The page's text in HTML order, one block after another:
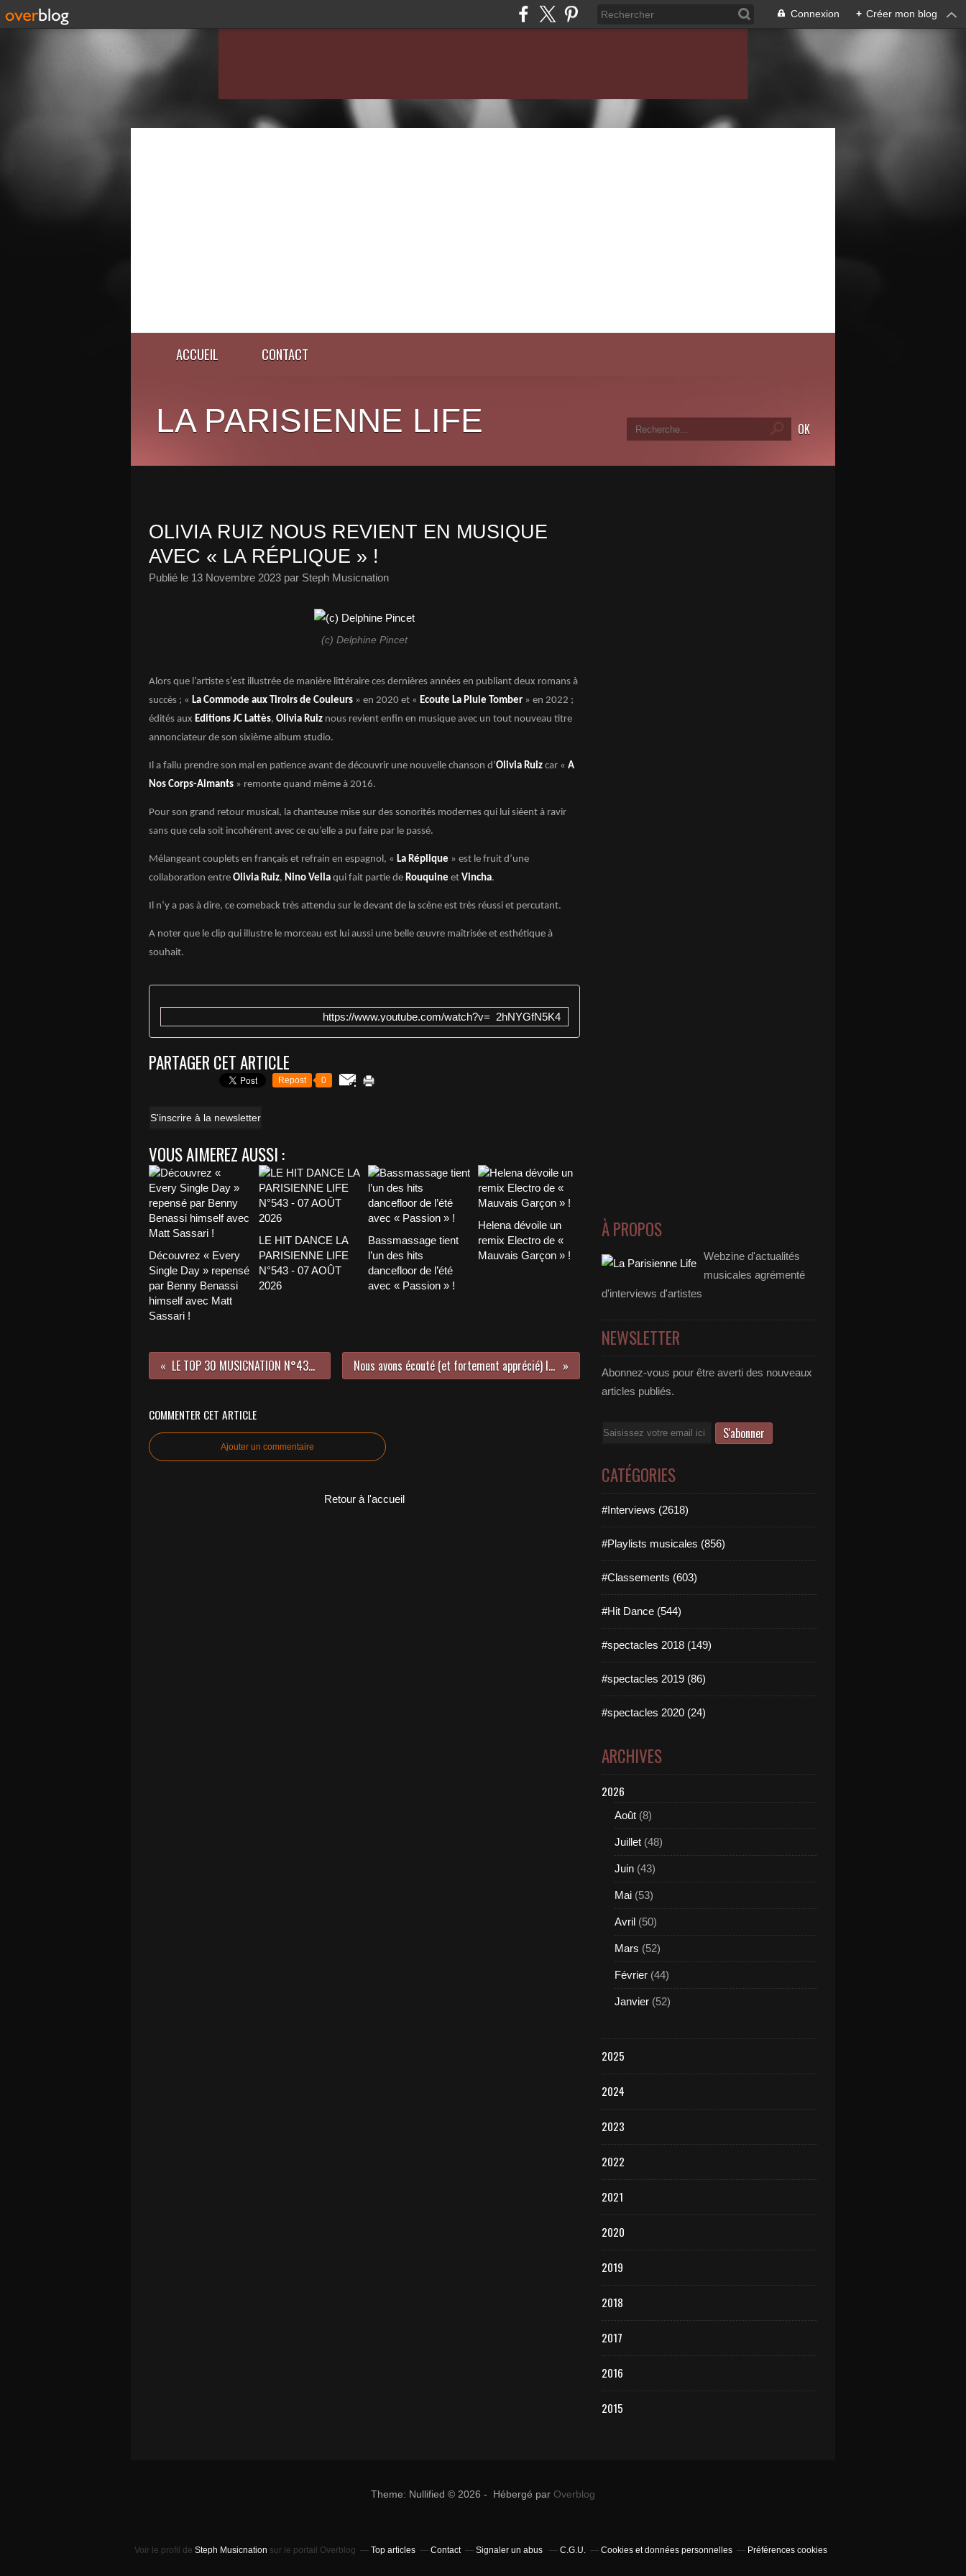
Connexion + Créer mon blog
ACCUEIL CONTACT
LA PARISIENNE LIFE
OLIVIA RUIZ NOUS REVIENT EN MUSIQUE
AVEC « LA RÉPLIQUE » !
Publié le 13 Novembre 2023 par Steph Musicnation
(c) Delphine Pincet
Alors que l’artiste s’est illustrée de manière littéraire ces dernières années en publiant deux romans à
succès ; « La Commode aux Tiroirs de Couleurs » en 2020 et « Ecoute La Pluie Tomber » en 2022 ;
édités aux Editions JC Lattès, Olivia Ruiz nous revient enfin en musique avec un tout nouveau titre
annonciateur de son sixième album studio.
Il a fallu prendre son mal en patience avant de découvrir une nouvelle chanson d’Olivia Ruiz car « A
Nos Corps-Aimants » remonte quand même à 2016.
Pour son grand retour musical, la chanteuse mise sur des sonorités modernes qui lui siéent à ravir
sans que cela soit incohérent avec ce qu’elle a pu faire par le passé.
Mélangeant couplets en français et refrain en espagnol, « La Réplique » est le fruit d’une
collaboration entre Olivia Ruiz, Nino Vella qui fait partie de Rouquine et Vincha.
Il n’y a pas à dire, ce comeback très attendu sur le devant de la scène est très réussi et percutant.
A noter que le clip qui illustre le morceau est lui aussi une belle œuvre maîtrisée et esthétique à
souhait.
https://www.youtube.com/watch?v=_2hNYGfN5K4
PARTAGER CET ARTICLE
Repost 0
S'inscrire à la newsletter
VOUS AIMEREZ AUSSI :
Découvrez « Every
Single Day » repensé
par Benny Benassi
himself avec Matt
Sassari !
LE HIT DANCE LA
PARISIENNE LIFE
N°543 - 07 AOÛT
2026
Bassmassage tient
l’un des hits
dancefloor de l’été
avec « Passion » !
Helena dévoile un
remix Electro de «
Mauvais Garçon » !
LE TOP 30 MUSICNATION N°439 - 12 NOVEMBRE 2023 Nous avons écouté (et fortement apprécié) le nouvel album de De Palmas !
COMMENTER CET ARTICLE
Ajouter un commentaire
Retour à l'accueil
À PROPOS
Webzine d'actualités
musicales agrémenté
d'interviews d'artistes
NEWSLETTER
Abonnez-vous pour être averti des nouveaux
articles publiés.
Email
CATÉGORIES
#Interviews (2618)
#Playlists musicales (856)
#Classements (603)
#Hit Dance (544)
#spectacles 2018 (149)
#spectacles 2019 (86)
#spectacles 2020 (24)
ARCHIVES
2026
Août (8)
Juillet (48)
Juin (43)
Mai (53)
Avril (50)
Mars (52)
Février (44)
Janvier (52)
2025
2024
2023
2022
2021
2020
2019
2018
2017
2016
2015
Theme: Nullified © 2026 - Hébergé par Overblog
Voir le profil de Steph Musicnation sur le portail Overblog Top articles Contact Signaler un abus C.G.U. Cookies et données personnelles Préférences cookies